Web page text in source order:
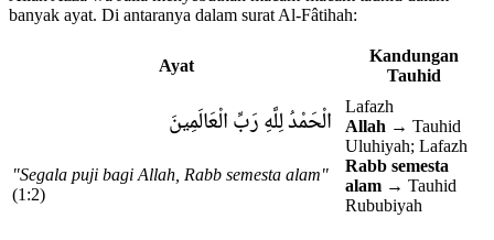
banyak ayat. Di antaranya dalam surat Al-Fâtihah:
Ayat
Kandungan
Tauhid
الْحَمْدُ لِلَّهِ رَبِّ الْعَالَمِينَ
"Segala puji bagi Allah, Rabb semesta alam"
(1:2)
Lafazh
Allah → Tauhid
Uluhiyah; Lafazh
Rabb semesta
alam → Tauhid
Rububiyah